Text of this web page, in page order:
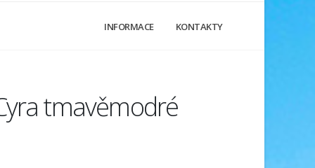
INFORMACE KONTAKTY
tmavěmodré